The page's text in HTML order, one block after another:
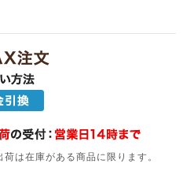
は在庫がある商品に限ります。